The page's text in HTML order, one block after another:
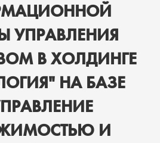
УПРАВЛЕНИЯ
В ХОЛДИНГЕ
НА БАЗЕ
И